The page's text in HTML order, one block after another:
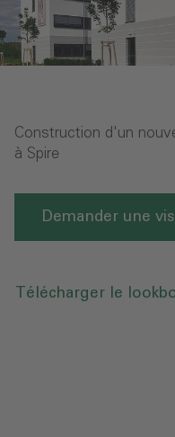
Construction d'un
à Spire
Demander une
Télécharger le